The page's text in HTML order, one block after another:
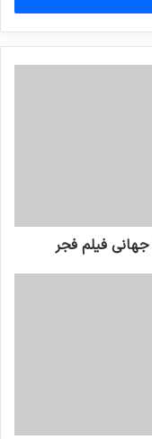
فیلم فجر